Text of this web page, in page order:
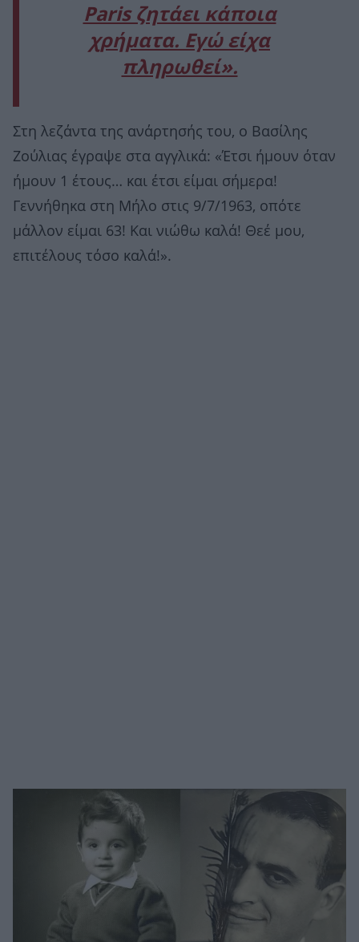
Paris ζητάει κάποια
χρήματα. Εγώ είχα
πληρωθεί».
Στη λεζάντα της ανάρτησής του, ο Βασίλης
Ζούλιας έγραψε στα αγγλικά: «Έτσι ήμουν όταν
ήμουν 1 έτους… και έτσι είμαι σήμερα!
Γεννήθηκα στη Μήλο στις 9/7/1963, οπότε
μάλλον είμαι 63! Και νιώθω καλά! Θεέ μου,
επιτέλους τόσο καλά!».